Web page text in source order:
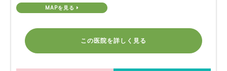
MAPを見る
この医院を詳しく見る